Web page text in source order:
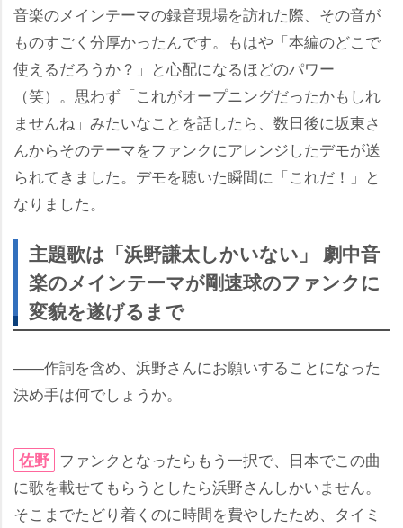
音楽のメインテーマの録音現場を訪れた際、その音が
ものすごく分厚かったんです。もはや「本編のどこで
使えるだろうか？」と心配になるほどのパワー
（笑）。思わず「これがオープニングだったかもしれ
ませんね」みたいなことを話したら、数日後に坂東さ
んからそのテーマをファンクにアレンジしたデモが送
られてきました。デモを聴いた瞬間に「これだ！」と
なりました。
主題歌は「浜野謙太しかいない」 劇中音
楽のメインテーマが剛速球のファンクに
変貌を遂げるまで
――作詞を含め、浜野さんにお願いすることになった
決め手は何でしょうか。
佐野 ファンクとなったらもう一択で、日本でこの曲
に歌を載せてもらうとしたら浜野さんしかいません。
そこまでたどり着くのに時間を費やしたため、タイミ